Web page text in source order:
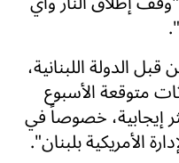
الدولة اللبنانية،
متوقعة الأسبوع
إيجابية، خصوصاً في
الأمريكية بلبنان".